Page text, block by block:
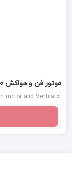
موتور فن و هواکش ۲۰ وات مدل جویا
motor and Ventilator